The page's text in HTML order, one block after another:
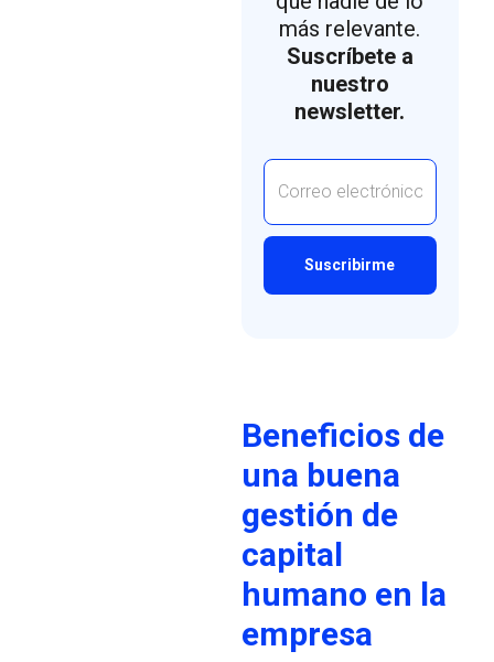
más relevante.
Suscríbete a
nuestro
newsletter.
Beneficios de
una buena
gestión de
capital
humano en la
empresa